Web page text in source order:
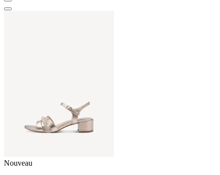
Nouveau